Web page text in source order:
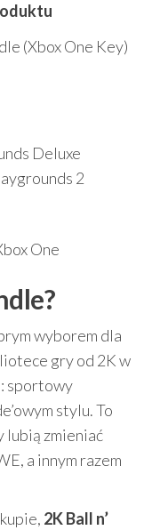
(Xbox One Key)
Deluxe
2
One
wyborem dla
gry od 2K w
sportowy
stylu. To
lubią zmieniać
a innym razem
2K Ball n’